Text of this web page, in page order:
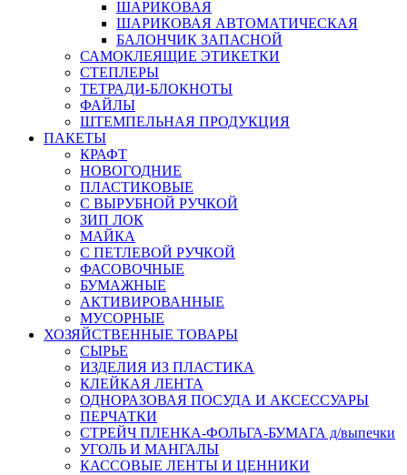
ШАРИКОВАЯ
ШАРИКОВАЯ АВТОМАТИЧЕСКАЯ
БАЛОНЧИК ЗАПАСНОЙ
САМОКЛЕЯЩИЕ ЭТИКЕТКИ
СТЕПЛЕРЫ
ТЕТРАДИ-БЛОКНОТЫ
ФАЙЛЫ
ШТЕМПЕЛЬНАЯ ПРОДУКЦИЯ
ПАКЕТЫ
КРАФТ
НОВОГОДНИЕ
ПЛАСТИКОВЫЕ
С ВЫРУБНОЙ РУЧКОЙ
ЗИП ЛОК
МАЙКА
С ПЕТЛЕВОЙ РУЧКОЙ
ФАСОВОЧНЫЕ
БУМАЖНЫЕ
АКТИВИРОВАННЫЕ
МУСОРНЫЕ
ХОЗЯЙСТВЕННЫЕ ТОВАРЫ
СЫРЬЕ
ИЗДЕЛИЯ ИЗ ПЛАСТИКА
КЛЕЙКАЯ ЛЕНТА
ОДНОРАЗОВАЯ ПОСУДА И АКСЕССУАРЫ
ПЕРЧАТКИ
СТРЕЙЧ ПЛЕНКА-ФОЛЬГА-БУМАГА д/выпечки
УГОЛЬ И МАНГАЛЫ
КАССОВЫЕ ЛЕНТЫ И ЦЕННИКИ